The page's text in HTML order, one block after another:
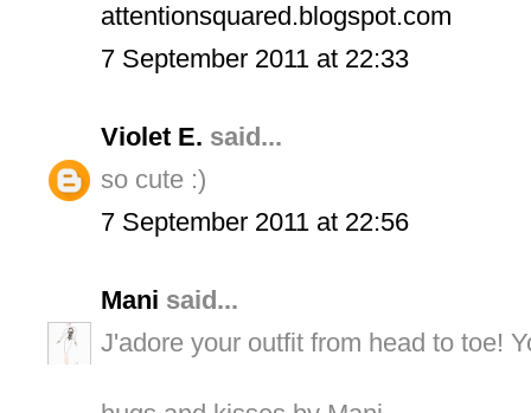
attentionsquared.blogspot.com
7 September 2011 at 22:33
Violet E. said...
so cute :)
7 September 2011 at 22:56
Mani said...
J'adore your outfit from head to toe!